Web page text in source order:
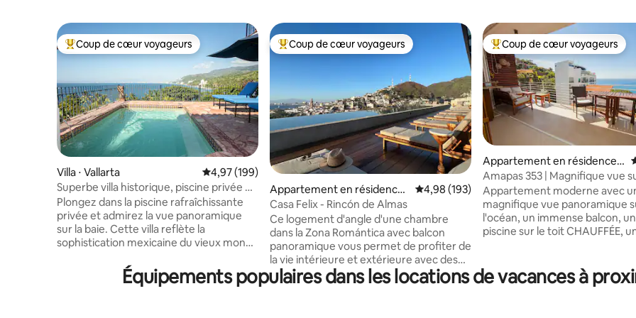
Coups de cœur voyageurs les plus appréciés
Coup de cœur voyageurs
Villa ⋅ Vallarta Évaluation moyenne sur la base de 199 commentaires : 4,97 sur 5
4,97 (199)
Superbe villa historique, piscine privée et
vue à 20°
Plongez dans la piscine rafraîchissante
privée et admirez la vue panoramique
sur la baie. Cette villa reflète la
sophistication mexicaine du vieux monde
des carreaux peints à la main et des
antiquités coloniales aux côtés
Coups de cœur voyageurs les plus appréciés
Coup de cœur voyageurs
Appartement en résidence ⋅
Vallarta
Évaluation moyenne sur la base de 193
4,98 (193)
Casa Felix - Rincón de Almas
Ce logement d'angle d'une chambre
dans la Zona Romántica avec balcon
panoramique vous permet de profiter de
la vie intérieure et extérieure avec des
portes vitrées coulissantes entièrement
rétractables. Équipé d'une cuisine
Coups de cœur voyageurs les
Coup de cœur voyageurs
Appartement en résidence ⋅
Vallarta
Amapas 353 | Magnifique vue
| Piscine sur le toit + salle de
Appartement moderne avec
magnifique vue panoramique
l'océan, un immense balcon,
piscine sur le toit CHAUFFÉE,
populaires de la vieille ville/
Romántica, nous sommes à
Équipements populaires dans les locations de vacances à